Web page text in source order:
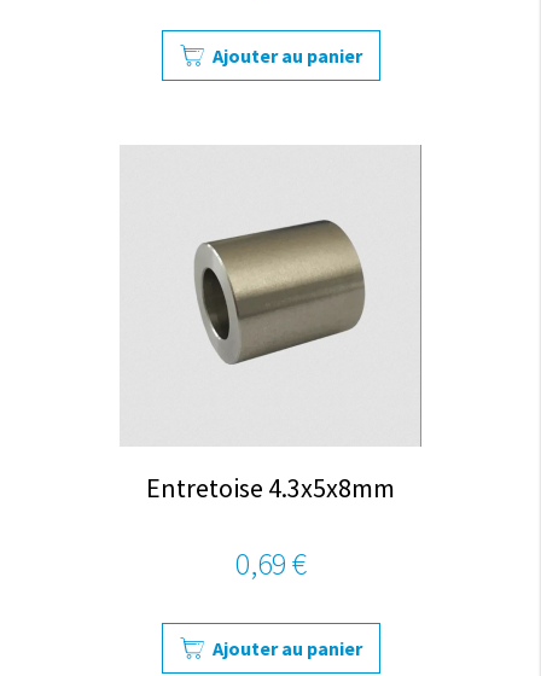
Ajouter au panier
Entretoise 4.3x5x8mm
0,69 €
Ajouter au panier